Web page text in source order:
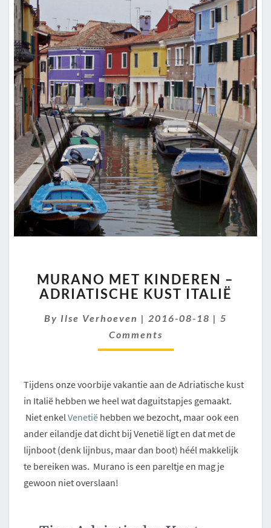
MET
KINDEREN
ADRIATISCHE
KUST
ITALIË
MURANO MET KINDEREN –
ADRIATISCHE KUST ITALIË
By Ilse Verhoeven | 2016-08-18 | 5
Comments
Tijdens onze voorbije vakantie aan de Adriatische kust
in Italië hebben we heel wat daguitstapjes gemaakt.
Niet enkel Venetië hebben we bezocht, maar ook een
ander eilandje dat dicht bij Venetië ligt en dat met de
lijnboot (denk lijnbus, maar dan boot) héél makkelijk
te bereiken was. Murano is een pareltje en mag je
gewoon niet overslaan!